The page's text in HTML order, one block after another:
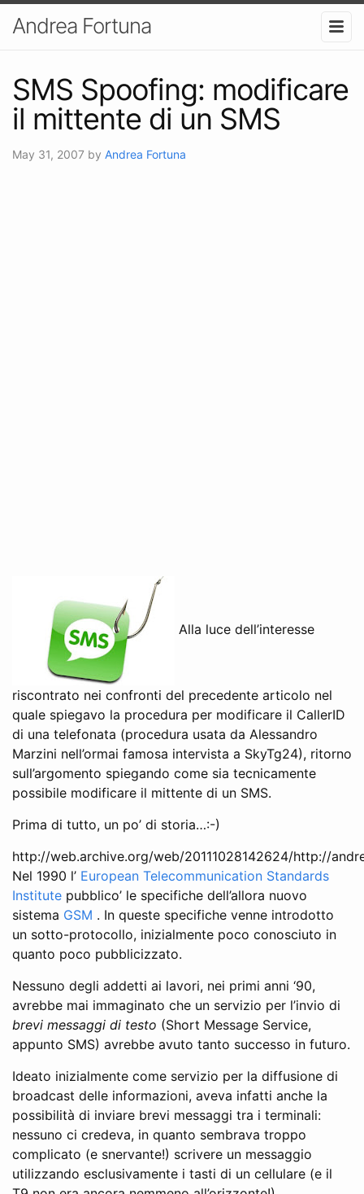
Andrea Fortuna
SMS Spoofing: modificare
il mittente di un SMS
May 31, 2007 by Andrea Fortuna
Alla luce dell’interesse
riscontrato nei confronti del precedente articolo nel
quale spiegavo la procedura per modificare il CallerID
di una telefonata (procedura usata da Alessandro
Marzini nell’ormai famosa intervista a SkyTg24), ritorno
sull’argomento spiegando come sia tecnicamente
possibile modificare il mittente di un SMS.
Prima di tutto, un po’ di storia…:-)
http://web.archive.org/web/20111028142624/http://
Nel 1990 l’ European Telecommunication Standards
Institute pubblico’ le specifiche dell’allora nuovo
sistema GSM . In queste specifiche venne introdotto
un sotto-protocollo, inizialmente poco conosciuto in
quanto poco pubblicizzato.
Nessuno degli addetti ai lavori, nei primi anni ‘90,
avrebbe mai immaginato che un servizio per l’invio di
brevi messaggi di testo (Short Message Service,
appunto SMS) avrebbe avuto tanto successo in futuro.
Ideato inizialmente come servizio per la diffusione di
broadcast delle informazioni, aveva infatti anche la
possibilità di inviare brevi messaggi tra i terminali:
nessuno ci credeva, in quanto sembrava troppo
complicato (e snervante!) scrivere un messaggio
utilizzando esclusivamente i tasti di un cellulare (e il